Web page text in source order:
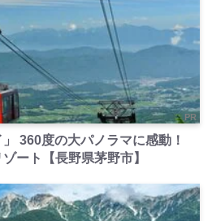
PR
360度の大パノラマに感動！
ート【長野県茅野市】